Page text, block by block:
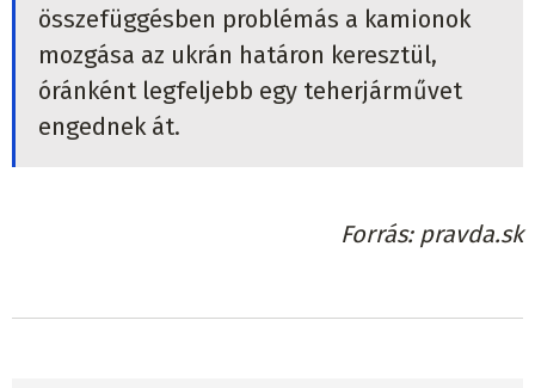
összefüggésben problémás a kamionok
mozgása az ukrán határon keresztül,
óránként legfeljebb egy teherjárművet
engednek át.
Forrás pravda.sk